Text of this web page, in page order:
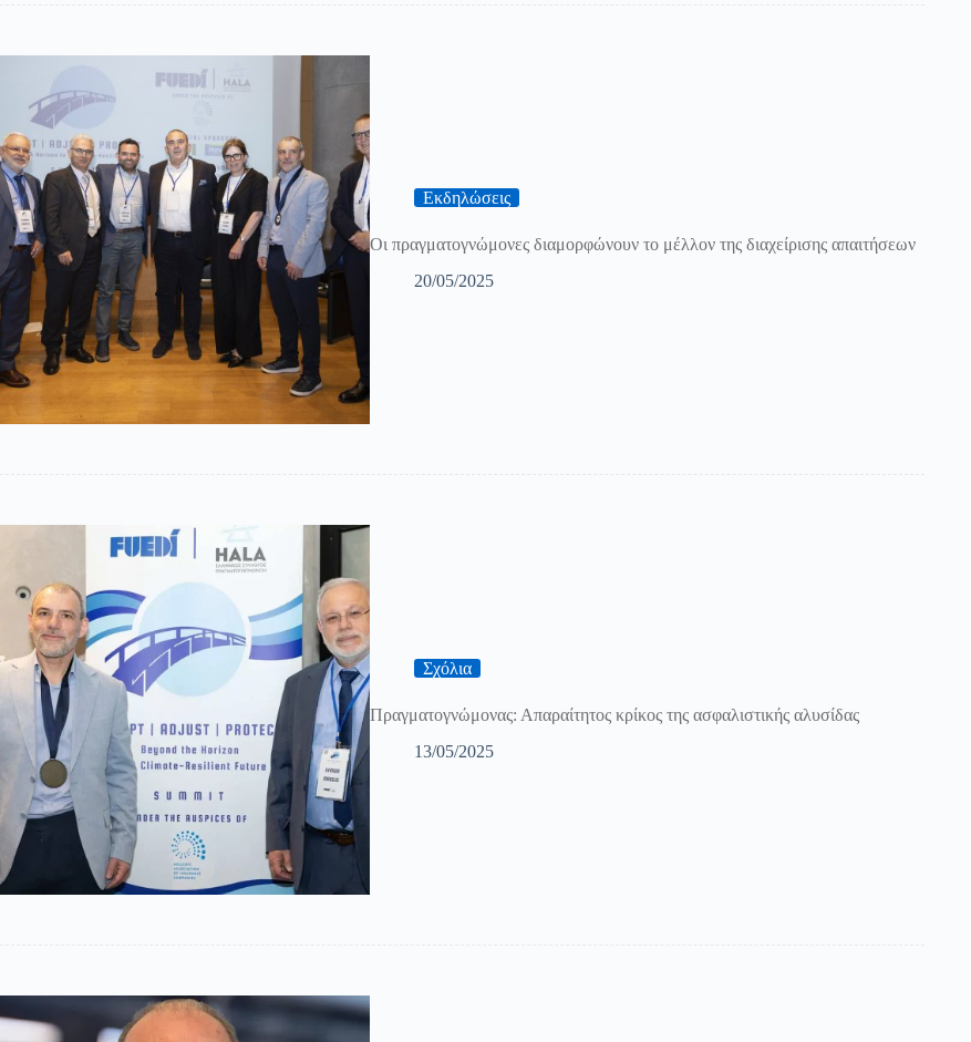
Εκδηλώσεις
Οι πραγματογνώμονες διαμορφώνουν το μέλλον της διαχείρισης απαιτήσεων
20/05/2025
Σχόλια
Πραγματογνώμονας: Απαραίτητος κρίκος της ασφαλιστικής αλυσίδας
13/05/2025